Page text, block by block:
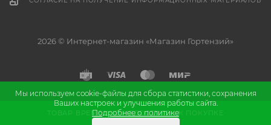
ТОВАР ВРЕМЕННО НЕДОСТУПЕН К ПОКУПКЕ
2026 © Интернет-магазин «Магазин Гортензий»
Разработкаипродвижение сайта
Мы используем cookie-файлы для сбора статистики, сохранения
Ваших настроек и улучшения работы сайта.
Подробнее о политике